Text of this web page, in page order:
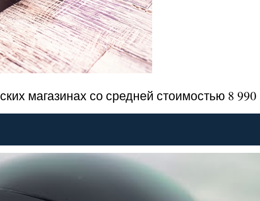
магазинах со средней стоимостью 8